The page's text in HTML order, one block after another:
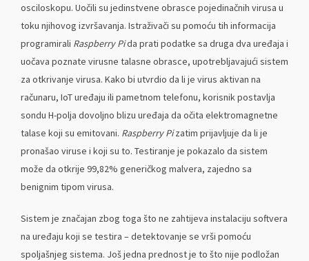
osciloskopu. Uočili su jedinstvene obrasce pojedinačnih virusa u
toku njihovog izvršavanja. Istraživači su pomoću tih informacija
programirali Raspberry Pida prati podatke sa druga dva uređaja i
uočava poznate virusne talasne obrasce, upotrebljavajući sistem
za otkrivanje virusa. Kako bi utvrdio da li je virus aktivan na
računaru, IoT uređaju ili pametnom telefonu, korisnik postavlja
sondu H-polja dovoljno blizu uređaja da očita elektromagnetne
talase koji su emitovani. Raspberry Pizatim prijavljuje da li je
pronašao viruse i koji su to. Testiranje je pokazalo da sistem
može da otkrije 99,82% generičkog malvera, zajedno sa
benignim tipom virusa.
Sistem je značajan zbog toga što ne zahtijeva instalaciju softvera
na uređaju koji se testira – detektovanje se vrši pomoću
spoljašnjeg sistema. Još jedna prednost je to što nije podložan